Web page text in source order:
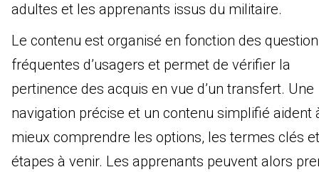
adultes et les apprenants issus du militaire.
Le contenu est organisé en fonction des
fréquentes d’usagers et permet de vérifier la
pertinence des acquis en vue d’un transfert. Une
navigation précise et un contenu simplifié aident
mieux comprendre les options, les termes clés
étapes à venir. Les apprenants peuvent alors